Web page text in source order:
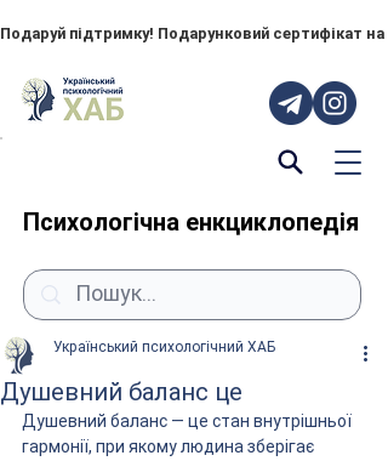
Подаруй підтримку! Подарунковий сертифікат
Психологічна енкциклопедія
Душевний баланс це
Український психологічний ХАБ
Душевний баланс — це стан внутрішньої
гармонії, при якому людина зберігає